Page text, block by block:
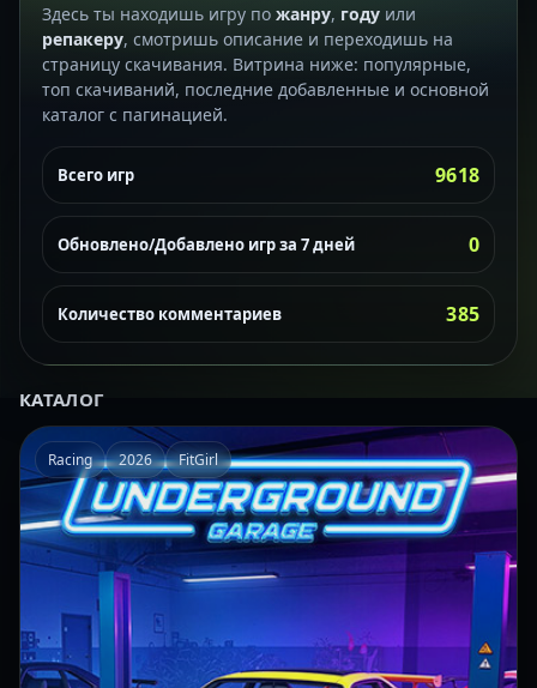
Здесь ты находишь игру по жанру, году или
репакеру, смотришь описание и переходишь на
страницу скачивания. Витрина ниже: популярные,
топ скачиваний, последние добавленные и основной
каталог с пагинацией.
Всего игр 9618
Обновлено/Добавлено игр за 7 дней 0
Количество комментариев 385
КАТАЛОГ
Racing 2026 FitGirl